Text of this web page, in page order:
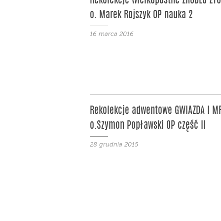
o. Marek Rojszyk OP nauka 2
16 marca 2016
Rekolekcje adwentowe GWIAZDA I
o.Szymon Popławski OP część II
28 grudnia 2015